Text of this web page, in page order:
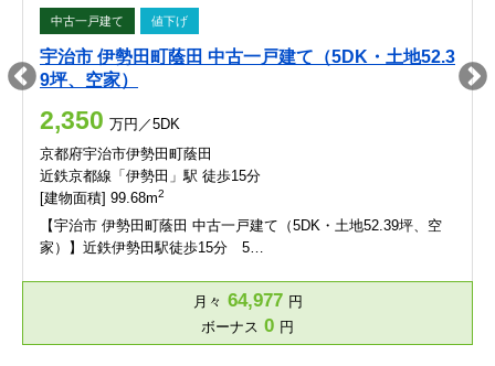
中古一戸建て 値下げ
宇治市 伊勢田町蔭田 中古一戸建て（5DK・土地52.3
9坪、空家）
2,350 万円／5DK
京都府宇治市伊勢田町蔭田
近鉄京都線「伊勢田」駅 徒歩15分
[建物面積] 99.68m2
【宇治市 伊勢田町蔭田 中古一戸建て（5DK・土地52.39坪、空
家）】近鉄伊勢田駅徒歩15分 5…
月々 64,977 円
ボーナス 0 円